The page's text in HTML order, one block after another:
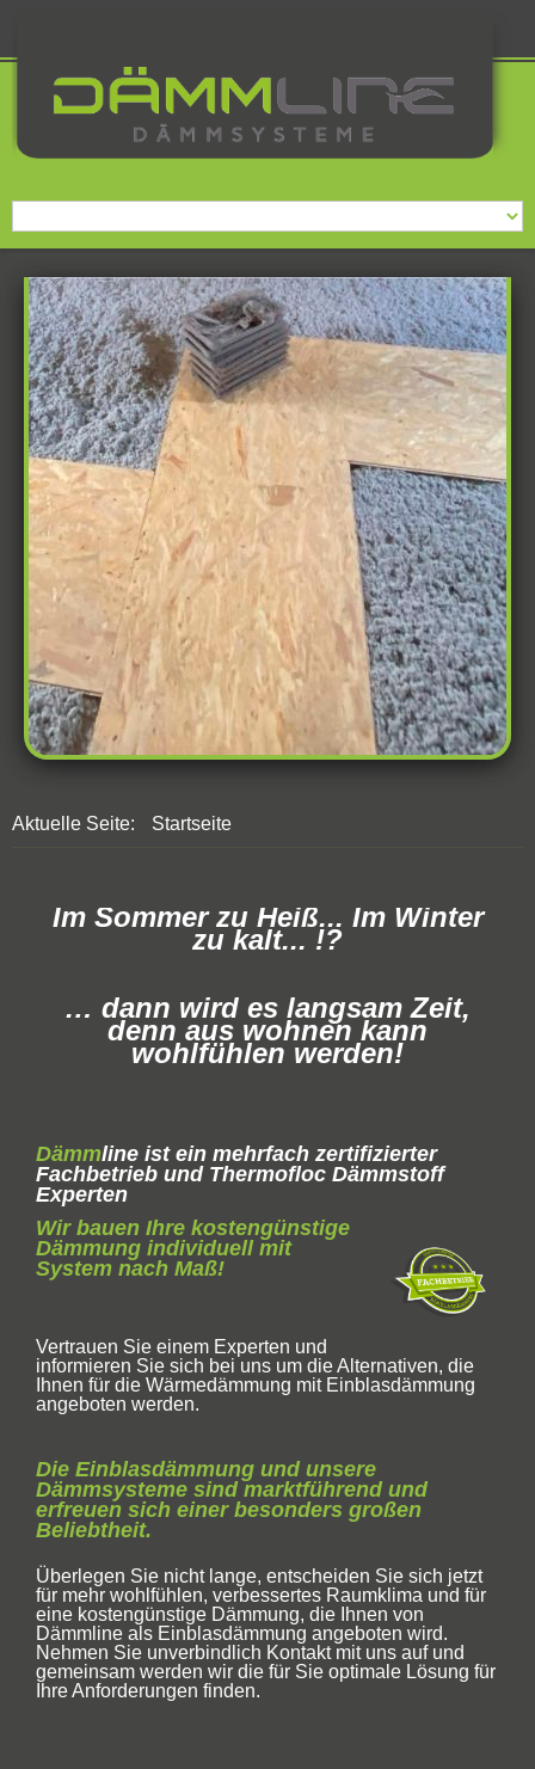
Aktuelle Seite: Startseite
Im Sommer zu Heiß... Im Winter
zu kalt... !?
… dann wird es langsam Zeit,
denn aus wohnen kann
wohlfühlen werden!
Dämmline ist ein mehrfach zertifizierter
Fachbetrieb und Thermofloc Dämmstoff
Experten
Wir bauen Ihre kostengünstige
Dämmung individuell mit
System nach Maß!
Vertrauen Sie einem Experten und
informieren Sie sich bei uns um die Alternativen, die
Ihnen für die Wärmedämmung mit Einblasdämmung
angeboten werden.
Die Einblasdämmung und unsere
Dämmsysteme sind marktführend und
erfreuen sich einer besonders großen
Beliebtheit.
Überlegen Sie nicht lange, entscheiden Sie sich jetzt
für mehr wohlfühlen, verbessertes Raumklima und für
eine kostengünstige Dämmung, die Ihnen von
Dämmline als Einblasdämmung angeboten wird.
Nehmen Sie unverbindlich Kontakt mit uns auf und
gemeinsam werden wir die für Sie optimale Lösung für
Ihre Anforderungen finden.